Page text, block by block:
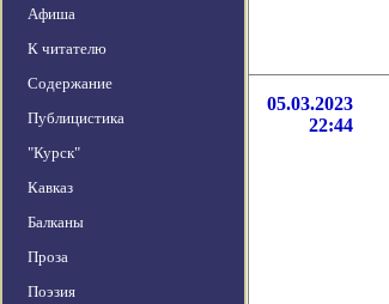
Афиша
К читателю
Содержание
Публицистика
"Курск"
Кавказ
Балканы
Проза
Поэзия
05.03.2023
22:44